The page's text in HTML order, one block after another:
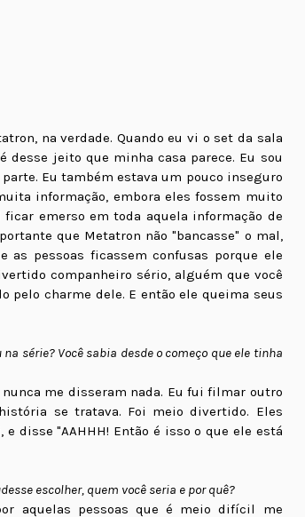
na verdade. Quando eu vi o set da sala
jeito que minha casa parece. Eu sou
Eu também estava um pouco inseguro
informação, embora eles fossem muito
emerso em toda aquela informação de
que Metatron não "bancasse" o mal,
as pessoas ficassem confusas porque ele
companheiro sério, alguém que você
pelo charme dele. E então ele queima seus
série? Você sabia desde o começo que ele tinha
me disseram nada. Eu fui filmar outro
se tratava. Foi meio divertido. Eles
disse "AAHHH! Então é isso o que ele está
escolher, quem você seria e por quê?
aquelas pessoas que é meio difícil me